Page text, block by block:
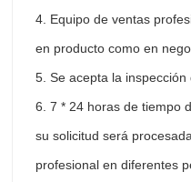
4. Equipo de ventas
en producto como en
5. Se acepta la inspección
6. 7 * 24 horas de tiempo
su solicitud será
profesional en diferentes